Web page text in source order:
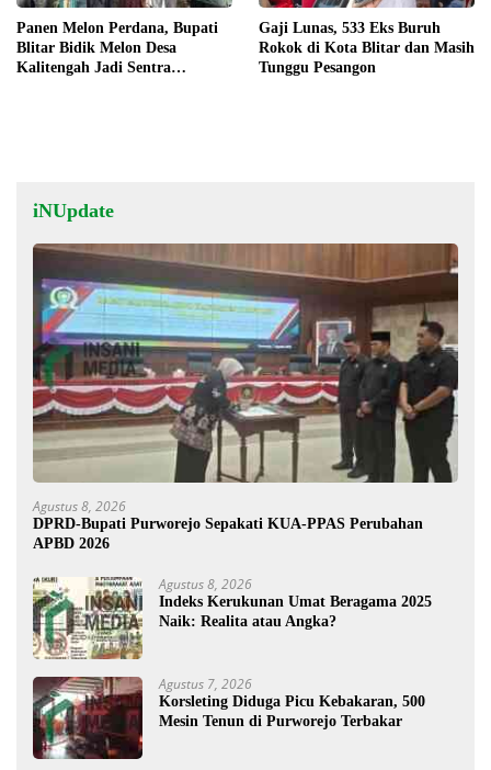
Panen Melon Perdana, Bupati
Blitar Bidik Melon Desa
Kalitengah Jadi Sentra
Gaji Lunas, 533 Eks Buruh
Rokok di Kota Blitar dan Masih
Tunggu Pesangon
iNUpdate
Agustus 8, 2026
DPRD-Bupati Purworejo Sepakati KUA-PPAS Perubahan
APBD 2026
Agustus 8, 2026
Indeks Kerukunan Umat Beragama 2025
Naik: Realita atau Angka?
Agustus 7, 2026
Korsleting Diduga Picu Kebakaran, 500
Mesin Tenun di Purworejo Terbakar